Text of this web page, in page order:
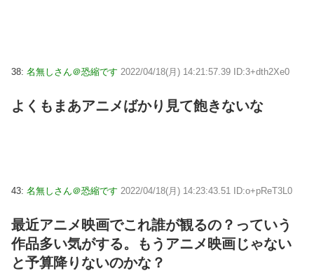
38: 名無しさん＠恐縮です 2022/04/18(月) 14:21:57.39 ID:3+dth2Xe0
よくもまあアニメばかり見て飽きないな
43: 名無しさん＠恐縮です 2022/04/18(月) 14:23:43.51 ID:o+pReT3L0
最近アニメ映画でこれ誰が観るの？っていう
作品多い気がする。もうアニメ映画じゃない
と予算降りないのかな？